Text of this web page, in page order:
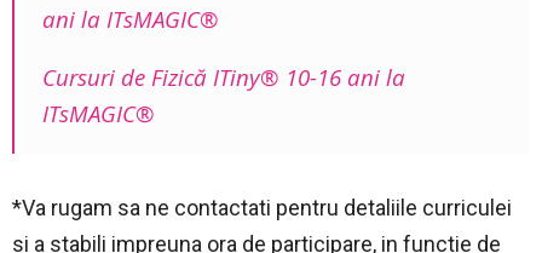
ani la ITsMAGIC®
Cursuri de Fizică ITiny® 10-16 ani la
ITsMAGIC®
*Va rugam sa ne contactati pentru detaliile curriculei
si a stabili impreuna ora de participare, in functie de